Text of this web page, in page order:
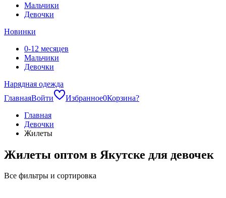
Мальчики
Девочки
Новинки
0-12 месяцев
Мальчики
Девочки
Нарядная одежда
ГлавнаяВойти Избранное0Корзина?
Главная
Девочки
Жилеты
Жилеты оптом в Якутске для девочек
Все фильтры и сортировка